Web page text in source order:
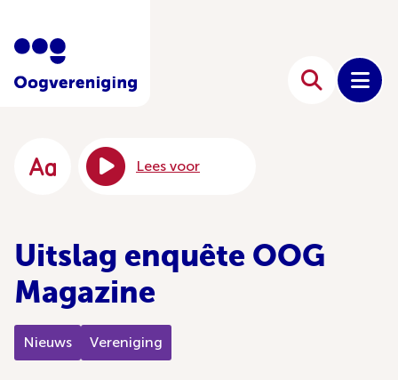
Lees voor
Uitslag enquête OOG
Magazine
Nieuws Vereniging